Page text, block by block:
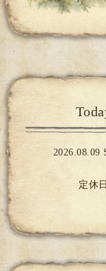
2026.08.09
定休日